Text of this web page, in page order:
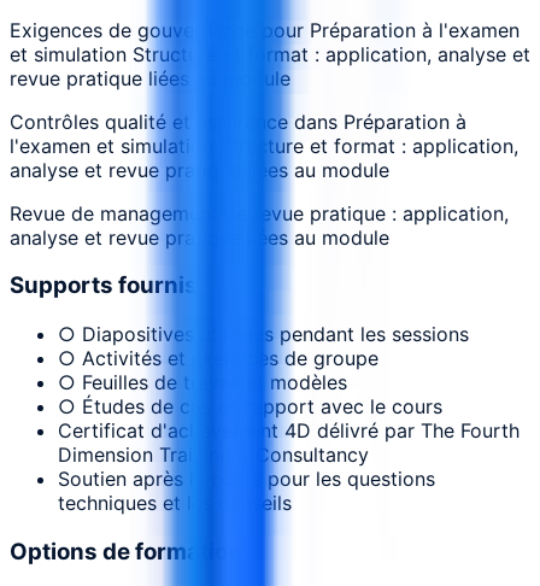
Exigences de gouvernance pour Préparation à l'examen
et simulation Structure et format : application, analyse et
revue pratique liées au module
Contrôles qualité et assurance dans Préparation à
l'examen et simulation Structure et format : application,
analyse et revue pratique liées au module
Revue de management de revue pratique : application,
analyse et revue pratique liées au module
Supports fournis
○ Diapositives utilisées pendant les sessions
○ Activités et exercices de groupe
○ Feuilles de travail et modèles
○ Études de cas en rapport avec le cours
Certificat d'achèvement 4D délivré par The Fourth
Dimension Training & Consultancy
Soutien après le cours pour les questions
techniques et les conseils
Options de formation